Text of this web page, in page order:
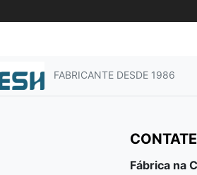
FABRICANTE DESDE 1986
Fábrica na